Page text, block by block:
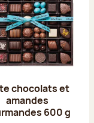
chocolats et
amandes
600 g